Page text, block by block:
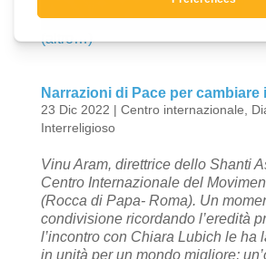
(altro…)
Narrazioni di Pace per cambiare
23 Dic 2022 | Centro internazionale,
Interreligioso
Vinu Aram, direttrice dello Shanti
Centro Internazionale del
(Rocca di Papa- Roma). Un
condivisione ricordando l’eredità
l’incontro con Chiara Lubich le ha
in unità per un mondo migliore;